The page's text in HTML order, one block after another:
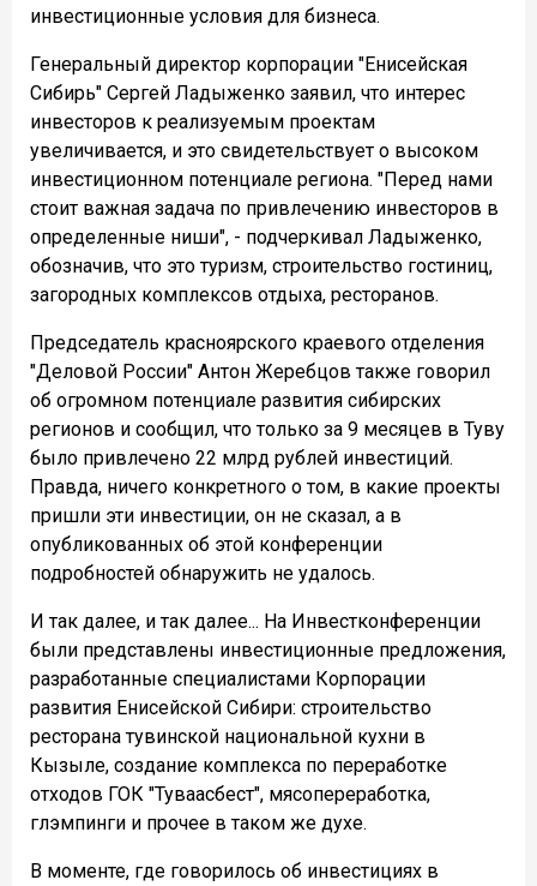
инвестиционные условия для бизнеса.
Генеральный директор корпорации "Енисейская
Сибирь" Сергей Ладыженко заявил, что интерес
инвесторов к реализуемым проектам
увеличивается, и это свидетельствует о высоком
инвестиционном потенциале региона. "Перед нами
стоит важная задача по привлечению инвесторов в
определенные ниши", - подчеркивал Ладыженко,
обозначив, что это туризм, строительство гостиниц,
загородных комплексов отдыха, ресторанов.
Председатель красноярского краевого отделения
"Деловой России" Антон Жеребцов также говорил
об огромном потенциале развития сибирских
регионов и сообщил, что только за 9 месяцев в Туву
было привлечено 22 млрд рублей инвестиций.
Правда, ничего конкретного о том, в какие проекты
пришли эти инвестиции, он не сказал, а в
опубликованных об этой конференции
подробностей обнаружить не удалось.
И так далее, и так далее... На Инвестконференции
были представлены инвестиционные предложения,
разработанные специалистами Корпорации
развития Енисейской Сибири: строительство
ресторана тувинской национальной кухни в
Кызыле, создание комплекса по переработке
отходов ГОК "Туваасбест", мясопереработка,
глэмпинги и прочее в таком же духе.
В моменте, где говорилось об инвестициях в